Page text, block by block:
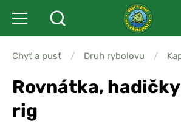
Chyť a pusť / Druh rybolovu /
Rovnátka,
rig